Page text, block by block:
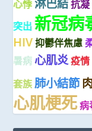
心悸 淋巴結抗凝
突出 新冠病
HIV 抑鬱伴焦慮
暑病 心肌炎疫情
套族 肺小結節
心肌梗死病